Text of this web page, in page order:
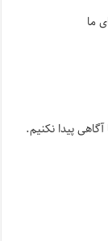
ما
پیدا نکنیم.